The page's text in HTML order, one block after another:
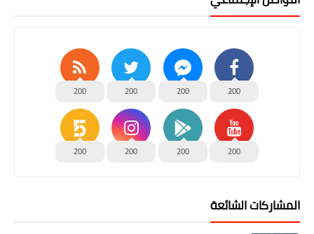
200
200
200
200
200
200
200
200
المشاركات الشائعة